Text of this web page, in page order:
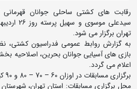
رقابت های کشتی ساحلی جوانان قهرمانی
سیدعلی
تهران برگزار می شود.
به گزارش روابط عمومی فدراسیون کشتی،
بازی های آسیایی جوانان بحرین، اصلاحیه
اعلام می گردد.
برگزاری مسابقات در اوزان 60 – 70 – 80 و 90 کیلوگرم برگزار می شود.
محل برگزاری مسابقات: استان تهران، شهرستان